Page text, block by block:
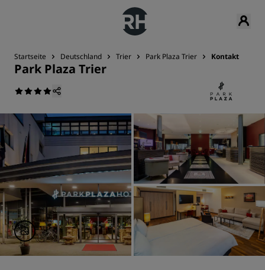
Startseite Deutschland Trier Park Plaza Trier Kontakt
Park Plaza Trier